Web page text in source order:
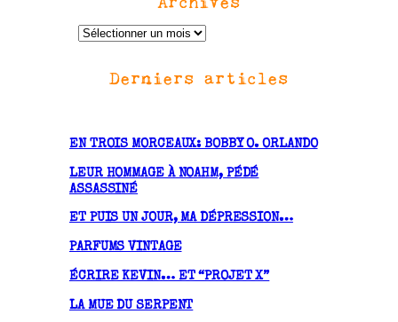
A
v
s
Derniers articles
EN TROIS MORCEAUX: BOBBY O. ORLANDO
LEUR HOMMAGE À NOAHM, PÉDÉ
ASSASSINÉ
ET PUIS UN JOUR, MA DÉPRESSION…
PARFUMS VINTAGE
ÉCRIRE KEVIN… ET “PROJET X”
LA MUE DU SERPENT